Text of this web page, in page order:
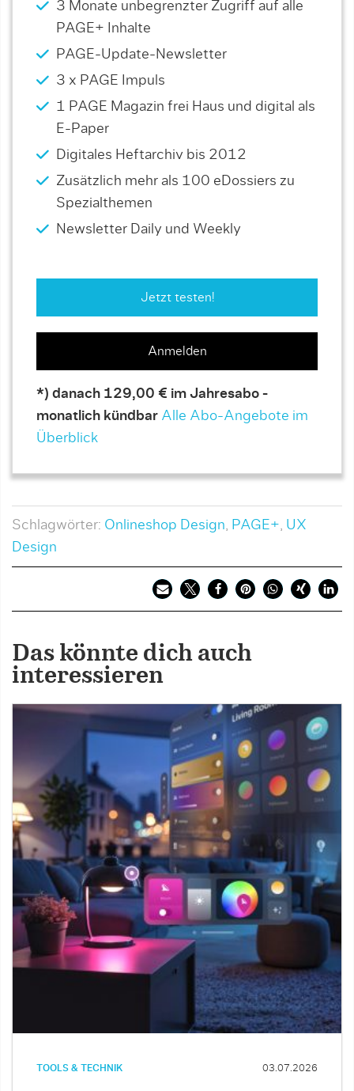
3 Monate unbegrenzter Zugriff auf alle
PAGE+ Inhalte
PAGE-Update-Newsletter
3 x PAGE Impuls
1 PAGE Magazin frei Haus und digital als
E-Paper
Digitales Heftarchiv bis 2012
Zusätzlich mehr als 100 eDossiers zu
Spezialthemen
Newsletter Daily und Weekly
Jetzt testen!
Anmelden
*) danach 129,00 € im Jahresabo -
monatlich kündbar Alle Abo-Angebote im
Überblick
Schlagwörter: Onlineshop Design, PAGE+, UX
Design
Das könnte dich auch
interessieren
TOOLS & TECHNIK 03.07.2026